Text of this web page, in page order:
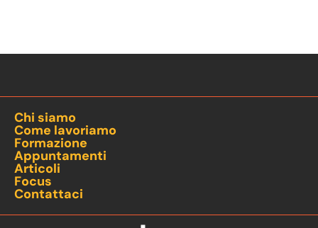
Chi siamo
Come lavoriamo
Formazione
Appuntamenti
Articoli
Focus
Contattaci